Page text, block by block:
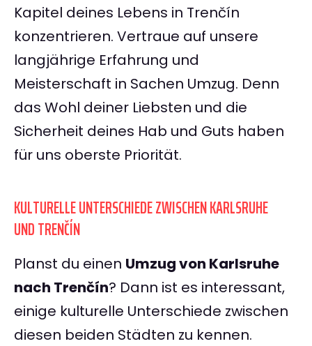
Kapitel deines Lebens in Trenčín
konzentrieren. Vertraue auf unsere
langjährige Erfahrung und
Meisterschaft in Sachen Umzug. Denn
das Wohl deiner Liebsten und die
Sicherheit deines Hab und Guts haben
für uns oberste Priorität.
KULTURELLE UNTERSCHIEDE ZWISCHEN KARLSRUHE
UND TRENČÍN
Planst du einen Umzug von Karlsruhe
nach Trenčín? Dann ist es interessant,
einige kulturelle Unterschiede zwischen
diesen beiden Städten zu kennen.